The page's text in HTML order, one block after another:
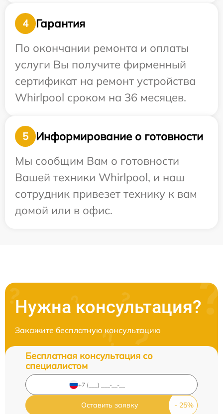
4
Гарантия
По окончании ремонта и оплаты
услуги Вы получите фирменный
сертификат на ремонт устройства
Whirlpool сроком на 36 месяцев.
5
Информирование о готовности
Мы сообщим Вам о готовности
Вашей техники Whirlpool, и наш
сотрудник привезет технику к вам
домой или в офис.
Нужна консультация?
Закажите бесплатную консультацию
Бесплатная консультация со
специалистом
Оставить заявку